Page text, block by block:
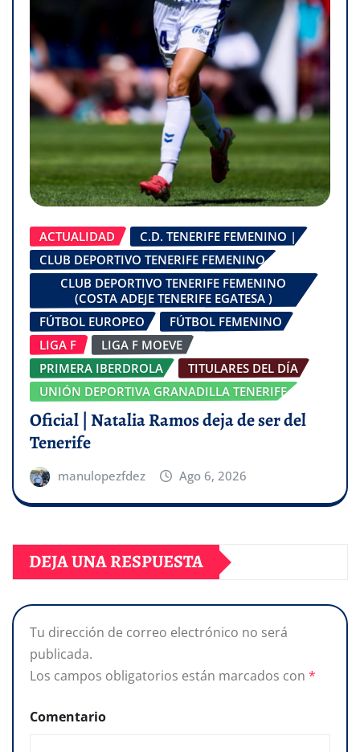
ACTUALIDAD
C.D. TENERIFE FEMENINO |
CLUB DEPORTIVO TENERIFE FEMENINO
CLUB DEPORTIVO TENERIFE FEMENINO
(COSTA ADEJE TENERIFE EGATESA )
FÚTBOL EUROPEO
FÚTBOL FEMENINO
LIGA F
LIGA F MOEVE
PRIMERA IBERDROLA
TITULARES DEL DÍA
UNIÓN DEPORTIVA GRANADILLA TENERIFE
Oficial | Natalia Ramos deja de ser del
Tenerife
manulopezfdez Ago 6, 2026
DEJA UNA RESPUESTA
Tu dirección de correo electrónico no será
publicada.
Los campos obligatorios están marcados con *
Comentario